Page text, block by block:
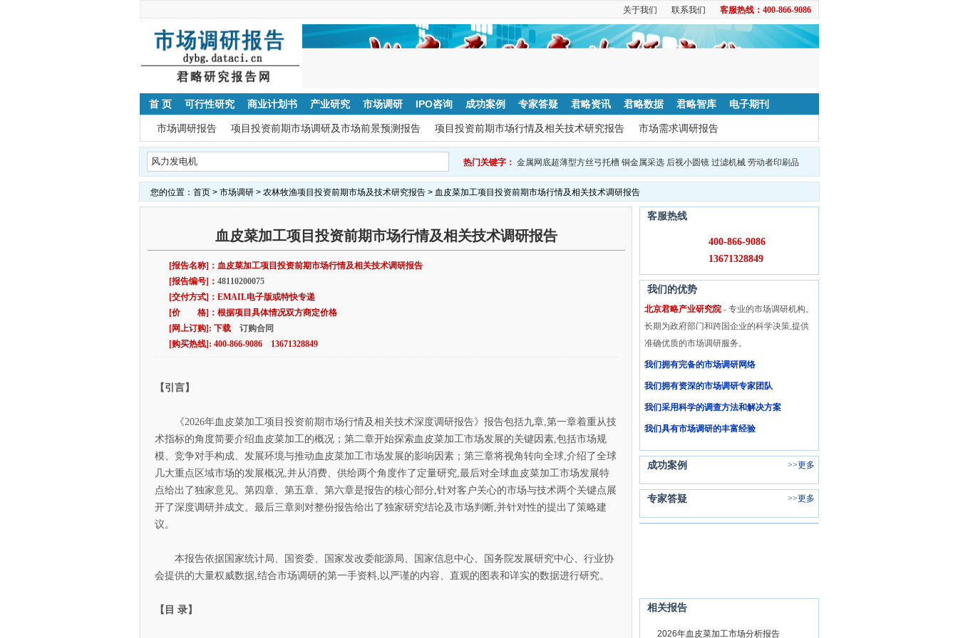
客服热线：400-866-9086
联系我们
关于我们
首 页 可行性研究 商业计划书 产业研究 市场调研 IPO咨询 成功案例 专家答疑 君略资讯 君略数据 君略智库 电子期刊
市场调研报告 项目投资前期市场调研及市场前景预测报告 项目投资前期市场行情及相关技术研究报告 市场需求调研报告
热门关键字： 金属网底超薄型方丝弓托槽 铜金属采选 后视小圆镜 过滤机械 劳动者印刷品
您的位置： 首页> 市场调研> 农林牧渔项目投资前期市场及技术研究报告> 血皮菜加工项目投资前期市场行情及相关技术调研报告
血皮菜加工项目投资前期市场行情及相关技术调研报告
[报告名称]：血皮菜加工项目投资前期市场行情及相关技术调研报告
[报告编号]： 48110200075
[交付方式]：EMAIL电子版或特快专递
[价 格]：根据项目具体情况双方商定价格
[网上订购]: 下载 订购合同
[购买热线]: 400-866-9086 13671328849
【引言】
《2026年血皮菜加工项目投资前期市场行情及相关技术深度调研报告》报告包括九章,第一章着重从技
术指标的角度简要介绍血皮菜加工的概况；第二章开始探索血皮菜加工市场发展的关键因素,包括市场规
模、竞争对手构成、发展环境与推动血皮菜加工市场发展的影响因素；第三章将视角转向全球,介绍了全球
几大重点区域市场的发展概况,并从消费、供给两个角度作了定量研究,最后对全球血皮菜加工市场发展特
点给出了独家意见。第四章、第五章、第六章是报告的核心部分,针对客户关心的市场与技术两个关键点展
开了深度调研并成文。最后三章则对整份报告给出了独家研究结论及市场判断,并针对性的提出了策略建
议。
本报告依据国家统计局、国资委、国家发改委能源局、国家信息中心、国务院发展研究中心、行业协
会提供的大量权威数据,结合市场调研的第一手资料,以严谨的内容、直观的图表和详实的数据进行研究。
【目 录】
客服热线
400-866-9086
13671328849
我们的优势
北京君略产业研究院- 专业的市场调研机构。
长期为政府部门和跨国企业的科学决策,提供
准确优质的市场调研服务。
我们拥有完备的市场调研网络
我们拥有资深的市场调研专家团队
我们采用科学的调查方法和解决方案
我们具有市场调研的丰富经验
成功案例 >>更多
专家答疑 >>更多
相关报告
2026年血皮菜加工市场分析报告